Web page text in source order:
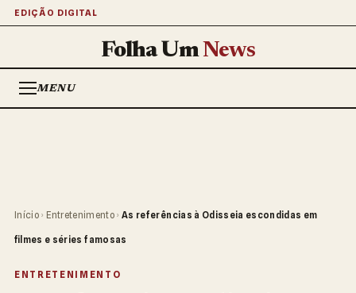
EDIÇÃO DIGITAL
Folha UmNews
MENU
Início › Entretenimento › As referências à Odisseia escondidas em
filmes e séries famosas
ENTRETENIMENTO